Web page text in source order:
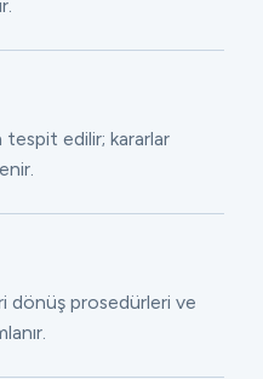
tespit edilir; kararlar
dönüş prosedürleri ve